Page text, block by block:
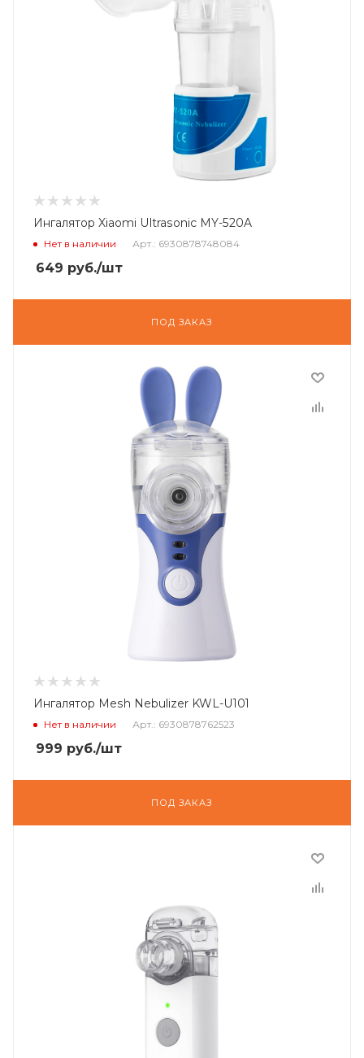
Ингалятор Xiaomi Ultrasonic MY-520A
Нет в наличии Арт.: 6930878748084
649 руб./шт
ПОД ЗАКАЗ
Ингалятор Mesh Nebulizer KWL-U101
Нет в наличии Арт.: 6930878762523
999 руб./шт
ПОД ЗАКАЗ